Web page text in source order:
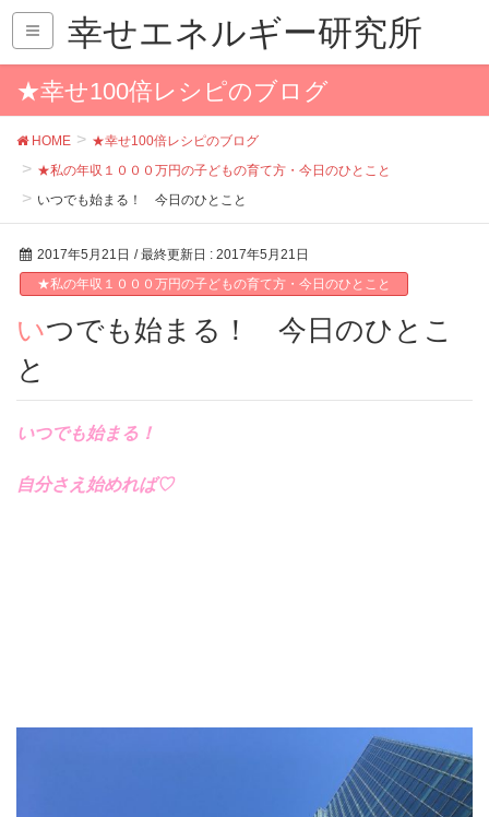
幸せエネルギー研究所
★幸せ100倍レシピのブログ
HOME
★幸せ100倍レシピのブログ
★私の年収１０００万円の子どもの育て方・今日のひとこと
いつでも始まる！ 今日のひとこと
2017年5月21日 / 最終更新日 : 2017年5月21日
★私の年収１０００万円の子どもの育て方・今日のひとこと
いつでも始まる！ 今日のひとこ
と
いつでも始まる！
自分さえ始めれば♡